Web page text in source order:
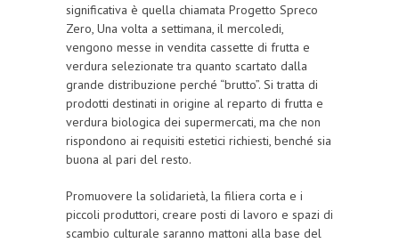
significativa è quella chiamata Progetto Spreco
Zero, Una volta a settimana, il mercoledi,
vengono messe in vendita cassette di frutta e
verdura selezionate tra quanto scartato dalla
grande distribuzione perché “brutto”. Si tratta di
prodotti destinati in origine al reparto di frutta e
verdura biologica dei supermercati, ma che non
rispondono ai requisiti estetici richiesti, benché sia
buona al pari del resto.
Promuovere la solidarietà, la filiera corta e i
piccoli produttori, creare posti di lavoro e spazi di
scambio culturale saranno mattoni alla base del